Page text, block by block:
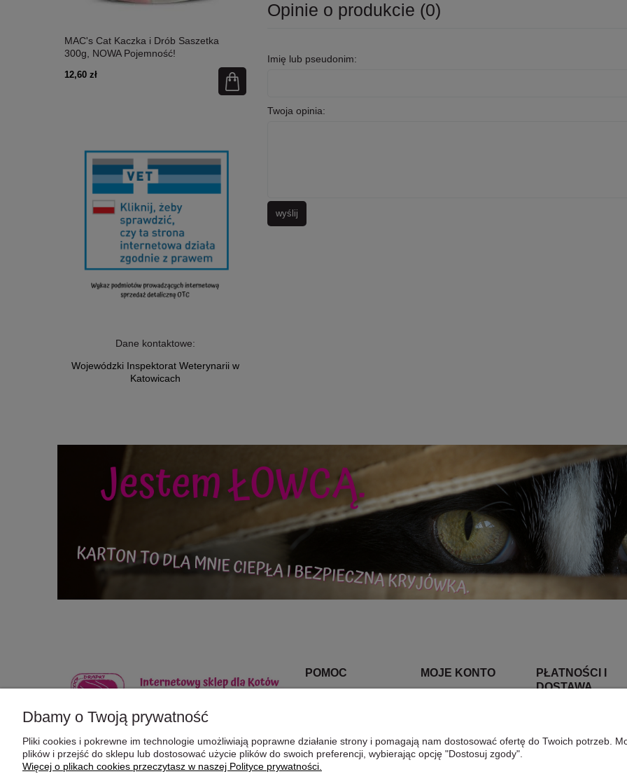
MAC's Cat Kaczka i Drób Saszetka
300g, NOWA Pojemność!
12,60 zł
Nowa Pojemność!
Dane kontaktowe:
Wojewódzki Inspektorat Weterynarii w
Katowicach
Opinie o produkcie (0)
Imię lub pseudonim:
Twoja opinia:
wyślij
Potrzebujesz pomocy? Zadzwoń!
+48 666 66 86 87
POMOC
Regulamin
MOJE KONTO
Ustawienia konta
Przechowalnia
PŁATNOŚCI I
DOSTAWA
Czas realizacji
zamówienia
Dbamy o Twoją prywatność
Pliki cookies i pokrewne im technologie umożliwiają poprawne działanie strony i pomagają nam dostosować ofertę do Twoich potrzeb.
plików i przejść do sklepu lub dostosować użycie plików do swoich preferencji, wybierając opcję "Dostosuj zgody".
Więcej o plikach cookies przeczytasz w naszej Polityce prywatności.